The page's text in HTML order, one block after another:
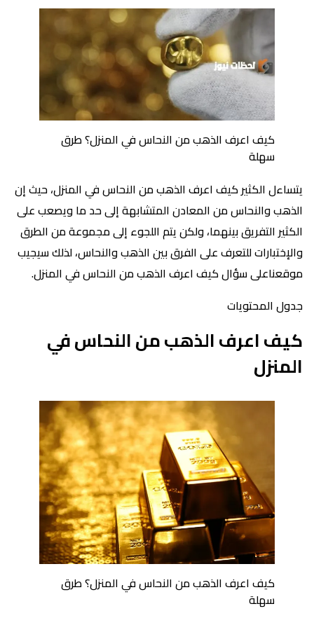
كيف اعرف الذهب من النحاس في المنزل؟ طرق
سهلة
يتساءل الكثير كيف اعرف الذهب من النحاس في المنزل، حيث إن
الذهب والنحاس من المعادن المتشابهة إلى حد ما ويصعب على
الكثير التفريق بينهما، ولكن يتم اللجوء إلى مجموعة من الطرق
والإختبارات للتعرف على الفرق بين الذهب والنحاس، لذلك سيجيب
موقعناعلى سؤال كيف اعرف الذهب من النحاس في المنزل.
جدول المحتويات
كيف اعرف الذهب من النحاس في
المنزل
كيف اعرف الذهب من النحاس في المنزل؟ طرق
سهلة